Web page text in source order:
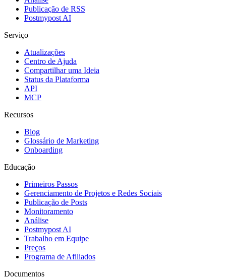
Publicação de RSS
Postmypost AI
Serviço
Atualizações
Centro de Ajuda
Compartilhar uma Ideia
Status da Plataforma
API
MCP
Recursos
Blog
Glossário de Marketing
Onboarding
Educação
Primeiros Passos
Gerenciamento de Projetos e Redes Sociais
Publicação de Posts
Monitoramento
Análise
Postmypost AI
Trabalho em Equipe
Preços
Programa de Afiliados
Documentos